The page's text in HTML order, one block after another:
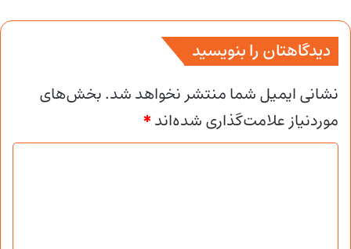
دیدگاهتان را بنویسید
نشانی ایمیل شما منتشر نخواهد شد.بخش‌های
موردنیاز علامت‌گذاری شده‌اند*
د